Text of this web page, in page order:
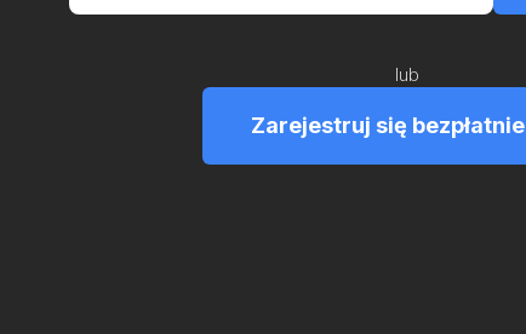
lub
Zarejestruj się bezpłatnie